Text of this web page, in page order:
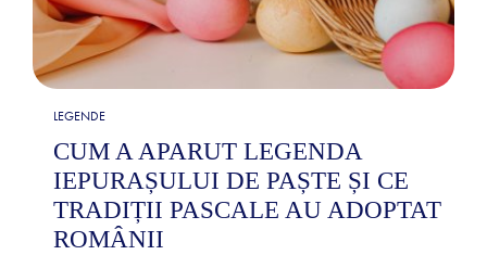
LEGENDE
CUM A APARUT LEGENDA
IEPURAȘULUI DE PAȘTE ȘI CE
TRADIȚII PASCALE AU ADOPTAT
ROMÂNII